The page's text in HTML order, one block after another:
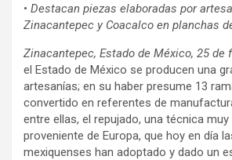
• Destacan piezas elaboradas por
Zinacantepec y Coacalco en planchas
Zinacantepec, Estado de México, 25 de
el Estado de México se producen una
artesanías; en su haber presume 13
convertido en referentes de
entre ellas, el repujado, una técnica muy
proveniente de Europa, que hoy en día
mexiquenses han adoptado y dado un